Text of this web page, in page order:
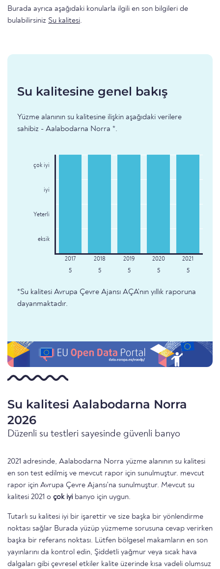
Burada ayrıca aşağıdaki konularla ilgili en son bilgileri de
bulabilirsiniz Su kalitesi.
Su kalitesine genel bakış
Yüzme alanının su kalitesine ilişkin aşağıdaki verilere
sahibiz - Aalabodarna Norra *.
çok iyi
iyi
Yeterli
eksik
5 5 5 5 5
*Su kalitesi Avrupa Çevre Ajansı AÇA'nın yıllık raporuna
dayanmaktadır.
Su kalitesi Aalabodarna Norra
2026
Düzenli su testleri sayesinde güvenli banyo
2021 adresinde, Aalabodarna Norra yüzme alanının su kalitesi
en son test edilmiş ve mevcut rapor için sunulmuştur. mevcut
rapor için Avrupa Çevre Ajansı'na sunulmuştur. Mevcut su
kalitesi 2021 o çok iyi banyo için uygun.
Tutarlı su kalitesi iyi bir işarettir ve size başka bir yönlendirme
noktası sağlar Burada yüzüp yüzmeme sorusuna cevap verirken
başka bir referans noktası. Lütfen bölgesel makamların en son
yayınlarını da kontrol edin, Şiddetli yağmur veya sıcak hava
dalgaları gibi çevresel etkiler kalite üzerinde kısa vadeli olumsuz